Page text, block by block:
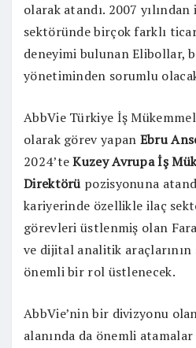
olarak atandı. 2007
sektöründe birçok farklı
deneyimi bulunan Elibollar,
yönetiminden sorumlu
AbbVie Türkiye İş
olarak görev yapan Ebru
2024’teKuzey Avrupa İş
Direktörüpozisyonuna
kariyerinde özellikle ilaç
görevleri üstlenmiş olan
ve dijital analitik
önemli bir rol üstlenecek.
AbbVie’nin bir divizyonu
alanında da önemli atamalar